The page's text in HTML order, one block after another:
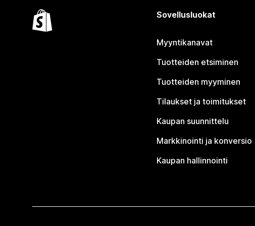
Sovellusluokat
Myyntikanavat
Tuotteiden etsiminen
Tuotteiden myyminen
Tilaukset ja toimitukset
Kaupan suunnittelu
Markkinointi ja konversio
Kaupan hallinnointi